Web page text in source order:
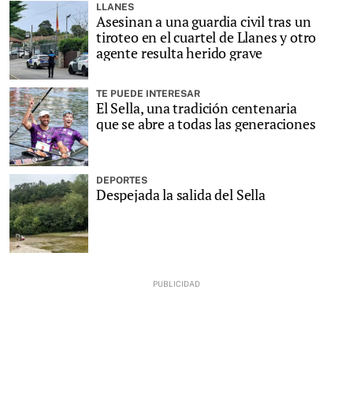
LLANES
Asesinan a una guardia civil tras un
tiroteo en el cuartel de Llanes y otro
agente resulta herido grave
TE PUEDE INTERESAR
El Sella, una tradición centenaria
que se abre a todas las generaciones
DEPORTES
Despejada la salida del Sella